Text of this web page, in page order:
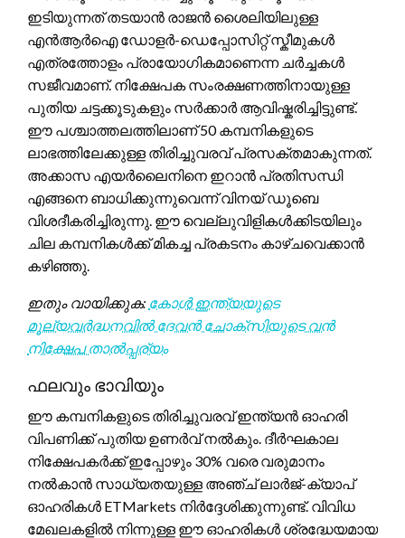
ഇടിയുന്നത് തടയാൻ രാജൻ ശൈലിയിലുള്ള
എൻആർഐ ഡോളർ-ഡെപ്പോസിറ്റ് സ്കീമുകൾ
എത്രത്തോളം പ്രായോഗികമാണെന്ന ചർച്ചകൾ
സജീവമാണ്. നിക്ഷേപക സംരക്ഷണത്തിനായുള്ള
പുതിയ ചട്ടക്കൂടുകളും സർക്കാർ ആവിഷ്കരിച്ചിട്ടുണ്ട്.
ഈ പശ്ചാത്തലത്തിലാണ് 50 കമ്പനികളുടെ
ലാഭത്തിലേക്കുള്ള തിരിച്ചുവരവ് പ്രസക്തമാകുന്നത്.
അക്കാസ എയർലൈനിനെ ഇറാൻ പ്രതിസന്ധി
എങ്ങനെ ബാധിക്കുന്നുവെന്ന് വിനയ് ഡൂബെ
വിശദീകരിച്ചിരുന്നു. ഈ വെല്ലുവിളികൾക്കിടയിലും
ചില കമ്പനികൾക്ക് മികച്ച പ്രകടനം കാഴ്ചവെക്കാൻ
കഴിഞ്ഞു.
ഇതും വായിക്കുക: കോൾ ഇന്ത്യയുടെ
മൂല്യവർദ്ധനവിൽ ദേവൻ ചോക്സിയുടെ വൻ
നിക്ഷേപ താൽപ്പര്യം
ഫലവും ഭാവിയും
ഈ കമ്പനികളുടെ തിരിച്ചുവരവ് ഇന്ത്യൻ ഓഹരി
വിപണിക്ക് പുതിയ ഉണർവ് നൽകും. ദീർഘകാല
നിക്ഷേപകർക്ക് ഇപ്പോഴും 30% വരെ വരുമാനം
നൽകാൻ സാധ്യതയുള്ള അഞ്ച് ലാർജ്-ക്യാപ്
ഓഹരികൾ ETMarkets നിർദ്ദേശിക്കുന്നുണ്ട്. വിവിധ
മേഖലകളിൽ നിന്നുള്ള ഈ ഓഹരികൾ ശ്രദ്ധേയമായ